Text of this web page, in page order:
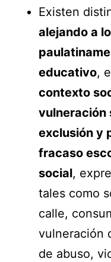
Existen
alejando a
educativo,
contexto
vulneración
exclusión y
fracaso
social,
tales como
calle,
vulneración
de abuso,